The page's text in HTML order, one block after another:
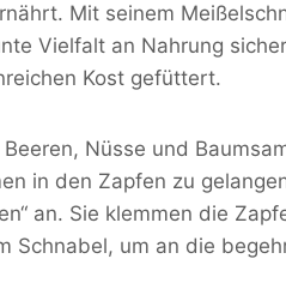
Mit seinem
Vielfalt an Nahrung
Kost gefüttert.
Nüsse und
in den Zapfen zu
an. Sie klemmen die
Schnabel, um an die